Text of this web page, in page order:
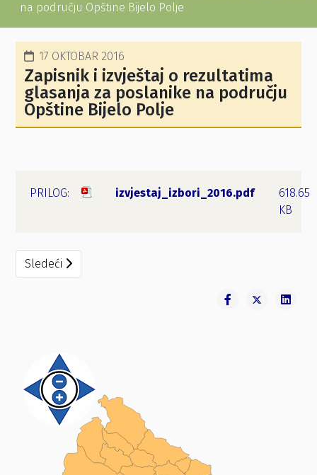
na području Opštine Bijelo Polje
17 OKTOBAR 2016
Zapisnik i izvještaj o rezultatima
glasanja za poslanike na području
Opštine Bijelo Polje
izvjestaj_izbori_2016.pdf
618.65
KB
Sledeći članak: Rješenje o određivanju biračkih mjesta
Sledeći